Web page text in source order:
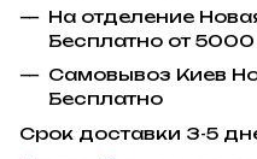
На отделение
Бесплатно от 5000
Самовывоз Киев
Бесплатно
Срок доставки 3-5